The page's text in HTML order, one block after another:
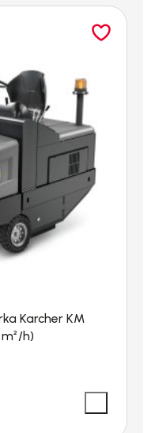
urządzenia
pomocy węża
jest
dużym
EASY!Force z
i dysza
siłę potrzebną do
urządzenie
Karcher KM
h)